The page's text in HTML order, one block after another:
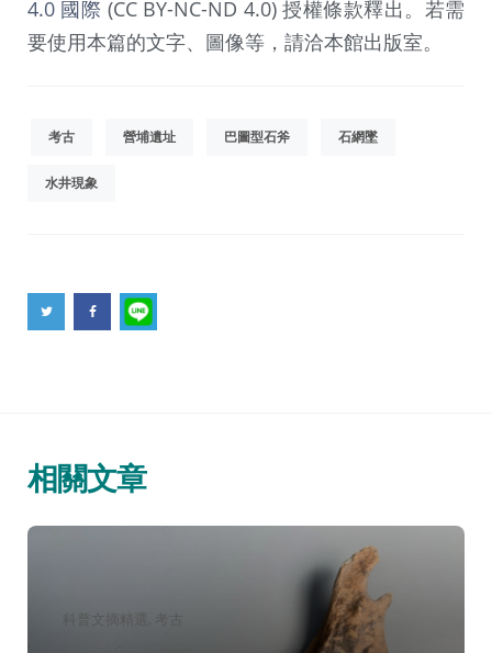
4.0 國際 (CC BY-NC-ND 4.0) 授權條款釋出。若需
要使用本篇的文字、圖像等，請洽本館出版室。
考古 營埔遺址 巴圖型石斧 石網墜
水井現象
相關文章
分
科普文摘精選